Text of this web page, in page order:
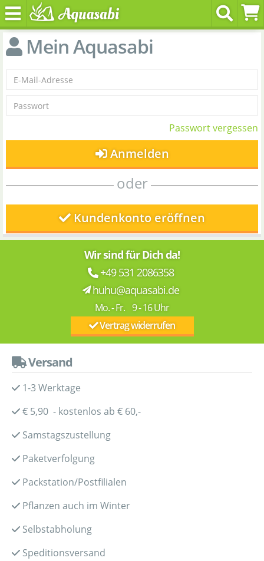
Mein Aquasabi
Passwort vergessen
Anmelden
oder
Kundenkonto eröffnen
Wir sind für Dich da!
+49 531 2086358
huhu@aquasabi.de
Mo. - Fr. 9 - 16 Uhr
Vertrag widerrufen
Versand
1-3 Werktage
€ 5,90 - kostenlos ab € 60,-
Samstagszustellung
Paketverfolgung
Packstation/Postfilialen
Pflanzen auch im Winter
Selbstabholung
Speditionsversand